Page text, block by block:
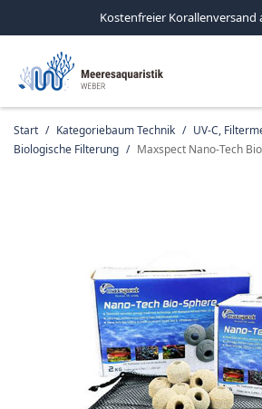
Kostenfreier Korallenversand
Start / Kategoriebaum Technik / UV-C,
Biologische Filterung / Maxspect Nano-Tech